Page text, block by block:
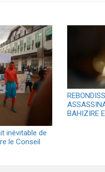
inévitable de
le Conseil
BAHIZIRE